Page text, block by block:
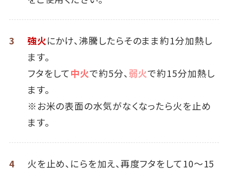
3 強火にかけ、沸騰したらそのまま約1分加熱し
ます。
フタをして中火で約5分、 弱火で約15分加熱し
ます。
※お米の表面の水気がなくなったら火を止め
ます。
4
火を止め、にらを加え、再度フタをして10～15